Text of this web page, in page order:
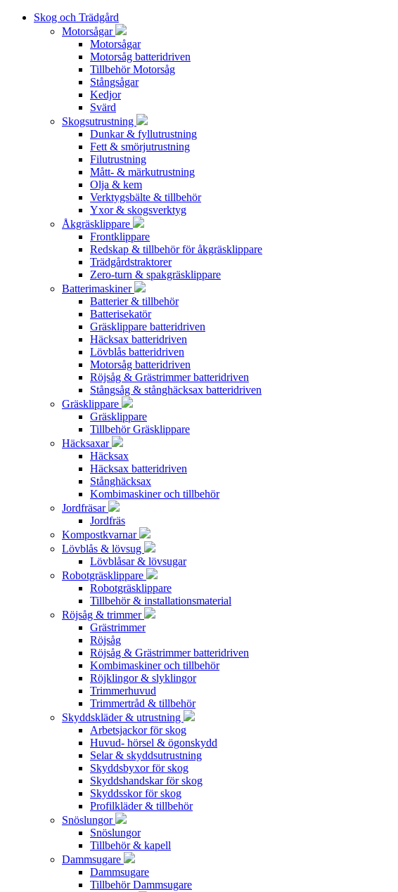
Skog och Trädgård
Motorsågar
Motorsågar
Motorsåg batteridriven
Tillbehör Motorsåg
Stångsågar
Kedjor
Svärd
Skogsutrustning
Dunkar & fyllutrustning
Fett & smörjutrustning
Filutrustning
Mått- & märkutrustning
Olja & kem
Verktygsbälte & tillbehör
Yxor & skogsverktyg
Åkgräsklippare
Frontklippare
Redskap & tillbehör för åkgräsklippare
Trädgårdstraktorer
Zero-turn & spakgräsklippare
Batterimaskiner
Batterier & tillbehör
Batterisekatör
Gräsklippare batteridriven
Häcksax batteridriven
Lövblås batteridriven
Motorsåg batteridriven
Röjsåg & Grästrimmer batteridriven
Stångsåg & stånghäcksax batteridriven
Gräsklippare
Gräsklippare
Tillbehör Gräsklippare
Häcksaxar
Häcksax
Häcksax batteridriven
Stånghäcksax
Kombimaskiner och tillbehör
Jordfräsar
Jordfräs
Kompostkvarnar
Lövblås & lövsug
Lövblåsar & lövsugar
Robotgräsklippare
Robotgräsklippare
Tillbehör & installationsmaterial
Röjsåg & trimmer
Grästrimmer
Röjsåg
Röjsåg & Grästrimmer batteridriven
Kombimaskiner och tillbehör
Röjklingor & slyklingor
Trimmerhuvud
Trimmertråd & tillbehör
Skyddskläder & utrustning
Arbetsjackor för skog
Huvud- hörsel & ögonskydd
Selar & skyddsutrustning
Skyddsbyxor för skog
Skyddshandskar för skog
Skyddsskor för skog
Profilkläder & tillbehör
Snöslungor
Snöslungor
Tillbehör & kapell
Dammsugare
Dammsugare
Tillbehör Dammsugare